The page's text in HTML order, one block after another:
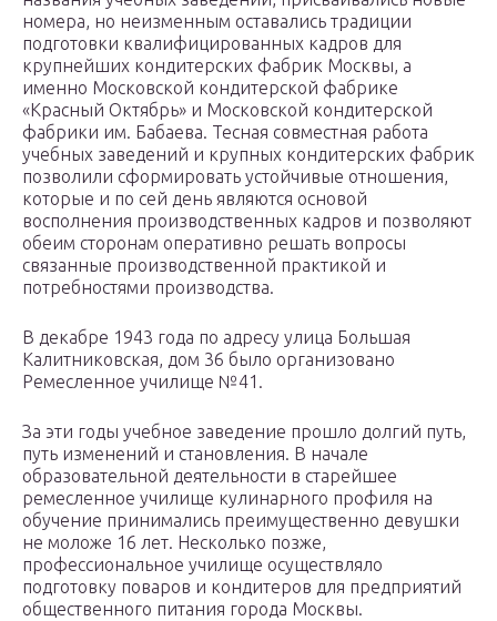
номера, но неизменным оставались традиции
подготовки квалифицированных кадров для
крупнейших кондитерских фабрик Москвы, а
именно Московской кондитерской фабрике
«Красный Октябрь» и Московской кондитерской
фабрики им. Бабаева. Тесная совместная работа
учебных заведений и крупных кондитерских фабрик
позволили сформировать устойчивые отношения,
которые и по сей день являются основой
восполнения производственных кадров и позволяют
обеим сторонам оперативно решать вопросы
связанные производственной практикой и
потребностями производства.
В декабре 1943 года по адресу улица Большая
Калитниковская, дом 36 было организовано
Ремесленное училище №41.
За эти годы учебное заведение прошло долгий путь,
путь изменений и становления. В начале
образовательной деятельности в старейшее
ремесленное училище кулинарного профиля на
обучение принимались преимущественно девушки
не моложе 16 лет. Несколько позже,
профессиональное училище осуществляло
подготовку поваров и кондитеров для предприятий
общественного питания города Москвы.